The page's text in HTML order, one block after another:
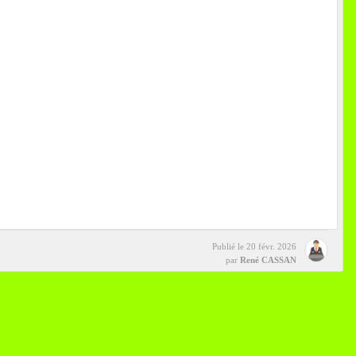
Publié le 20 févr. 2026
par René CASSAN